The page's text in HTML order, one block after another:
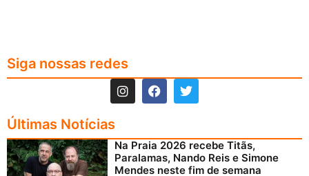
Siga nossas redes
Últimas Notícias
Na Praia 2026 recebe Titãs,
Paralamas, Nando Reis e Simone
Mendes neste fim de semana